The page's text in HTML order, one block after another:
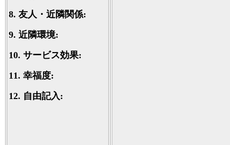
8. 友人・近隣関係:
9. 近隣環境:
10. サービス効果:
11. 幸福度:
12. 自由記入: